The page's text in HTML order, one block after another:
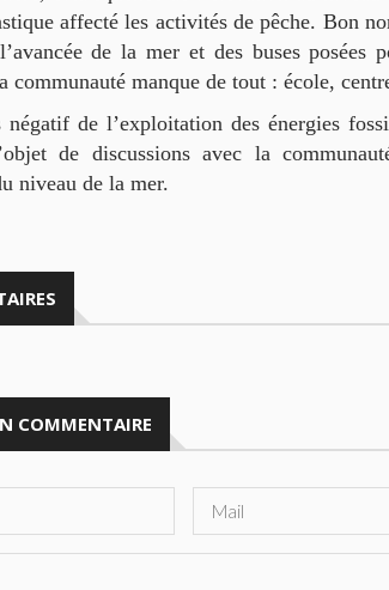
affecté les activités de pêche. Bon
de la mer et des buses posées
communauté manque de tout : école,
négatif de l’exploitation des énergies
de discussions avec la
niveau de la mer.
COMMENTAIRE